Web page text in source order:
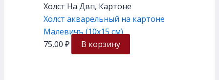
Холст На Двп, Картоне
Холст акварельный на картоне
Малевичъ (10х15 см)
75,00 ₽ В корзину